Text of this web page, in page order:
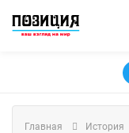
Главная История